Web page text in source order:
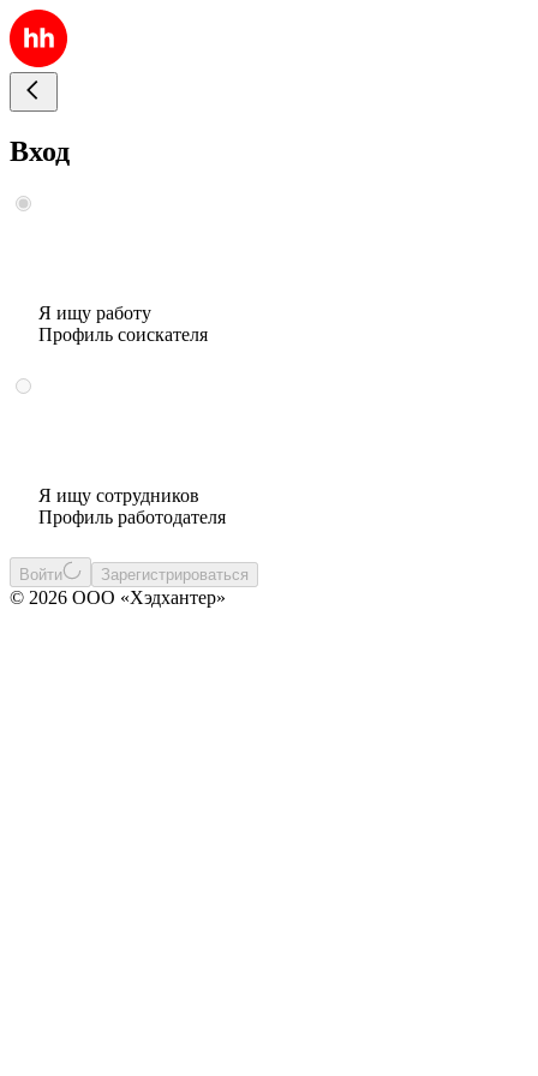
Вход
Я ищу работу
Профиль соискателя
Я ищу сотрудников
Профиль работодателя
Войти Зарегистрироваться
© 2026 ООО «Хэдхантер»